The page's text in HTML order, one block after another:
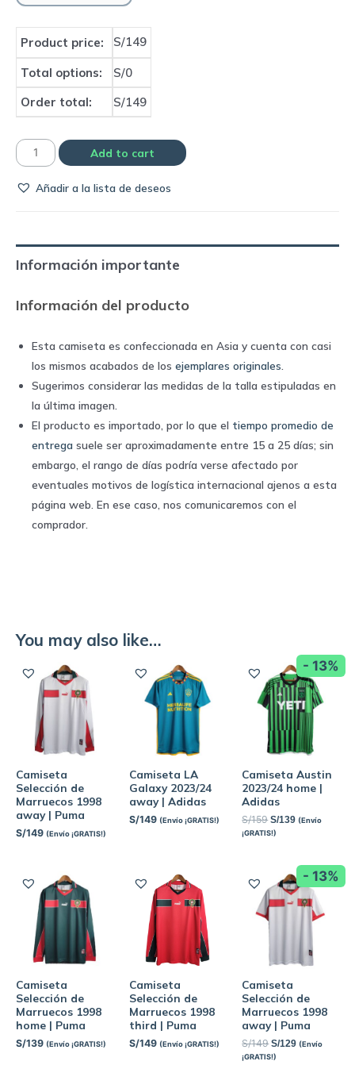
Product price: S/149
Total options:
S/0
Order total:
S/149
Camiseta
de
third
|
quantity
Add to cart
Añadir a la lista de deseos
Información importante
Información del producto
Esta camiseta es confeccionada en Asia y cuenta con casi
los mismos acabados de los ejemplares originales.
Sugerimos considerar las medidas de la talla estipuladas en
la última imagen.
El producto es importado, por lo que el tiempo promedio de
entrega suele ser aproximadamente entre 15 a 25 días; sin
embargo, el rango de días podría verse afectado por
eventuales motivos de logística internacional ajenos a esta
página web. En ese caso, nos comunicaremos con el
comprador.
You may also like…
Camiseta
Selección de
Marruecos 1998
away | Puma
S/149 (Envío ¡GRATIS!)
Camiseta LA
Galaxy 2023/24
away | Adidas
S/149 (Envío ¡GRATIS!)
- 13%
Camiseta Austin
2023/24 home |
Adidas
S/159 S/139 (Envío
¡GRATIS!)
Camiseta
Selección de
Marruecos 1998
home | Puma
S/139 (Envío ¡GRATIS!)
Camiseta
Selección de
Marruecos 1998
third | Puma
S/149 (Envío ¡GRATIS!)
- 13%
Camiseta
Selección de
Marruecos 1998
away | Puma
S/149 S/129 (Envío
¡GRATIS!)